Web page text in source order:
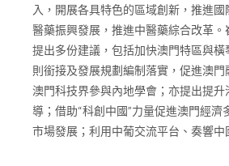
入，開展各具特色的區域創新，推進
醫藥振興發展，推進中醫藥綜合改革。
提出多份建議，包括加快澳門特區與橫
則銜接及發展規劃編制落實，促進澳
澳門科技界參與內地學會；亦提出提
導；借助“科創中國”力量促進澳門經濟
市場發展；利用中葡交流平台、奏響中